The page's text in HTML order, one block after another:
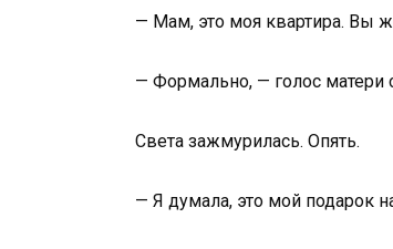
— Мам, это моя квартира. Вы
— Формально, — голос
Света зажмурилась. Опять.
— Я думала, это мой подарок